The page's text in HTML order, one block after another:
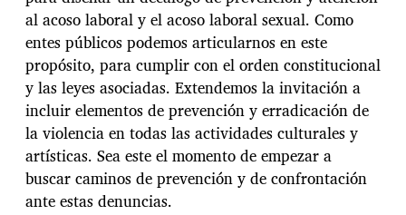
al acoso laboral y el acoso laboral sexual. Como
entes públicos podemos articularnos en este
propósito, para cumplir con el orden constitucional
y las leyes asociadas. Extendemos la invitación a
incluir elementos de prevención y erradicación de
la violencia en todas las actividades culturales y
artísticas. Sea este el momento de empezar a
buscar caminos de prevención y de confrontación
ante estas denuncias.